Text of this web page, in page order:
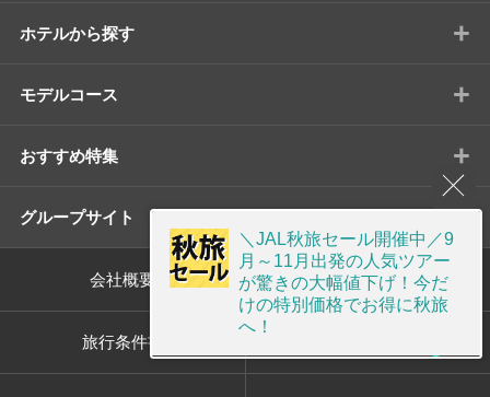
ホテルから探す +
モデルコース +
おすすめ特集 +
グループサイト +
会社概要 標識・約款
旅行条件書
＼JAL秋旅セール開催中／9
月～11月出発の人気ツアー
が驚きの大幅値下げ！今だ
けの特別価格でお得に秋旅
へ！